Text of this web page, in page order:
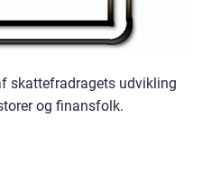
skattefradragets udvikling
og finansfolk.